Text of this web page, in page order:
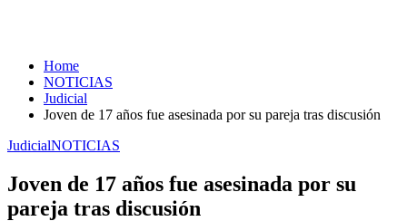
Home
NOTICIAS
Judicial
Joven de 17 años fue asesinada por su pareja tras discusión
JudicialNOTICIAS
Joven de 17 años fue asesinada por su
pareja tras discusión